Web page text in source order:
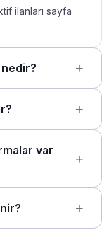
ilanları sayfa
var